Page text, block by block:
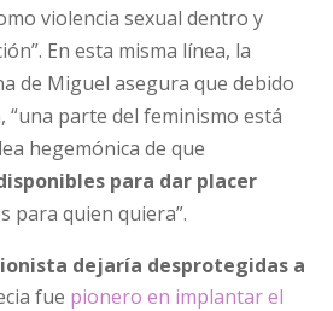
violencia sexual dentro y
En esta misma línea, la
de Miguel asegura que debido
“una parte del feminismo está
hegemónica de que
para dar placer
para quien quiera”.
dejaría desprotegidas a
fue pionero en implantar el